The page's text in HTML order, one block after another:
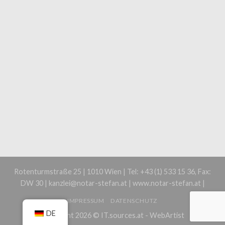
Rotenturmstraße 25 | 1010 Wien | Tel: +43 (1) 533 15 36, Fax:
DW 30 | kanzlei@notar-stefan.at | www.notar-stefan.at |
IMPRESSUM DATENSCHUTZ
Copyright 2026 © IT.sources.at - WebArtist
DE